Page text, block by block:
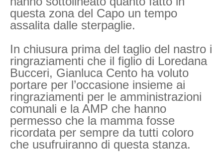
questa zona del Capo un tempo
assalita dalle sterpaglie.
In chiusura prima del taglio del nastro i
ringraziamenti che il figlio di Loredana
Bucceri, Gianluca Cento ha voluto
portare per l’occasione insieme ai
ringraziamenti per le amministrazioni
comunali e la AMP che hanno
permesso che la mamma fosse
ricordata per sempre da tutti coloro
che usufruiranno di questa stanza.